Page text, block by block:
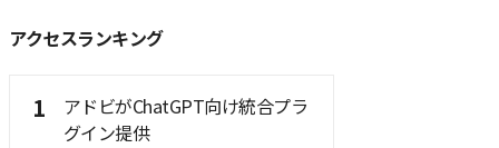
アクセスランキング
1
アドビがChatGPT向け統合プラ
グイン提供